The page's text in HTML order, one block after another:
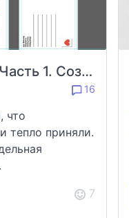
Открытки. Часть 1. Создание макета и печать в типографии
16
что
тепло приняли.
7